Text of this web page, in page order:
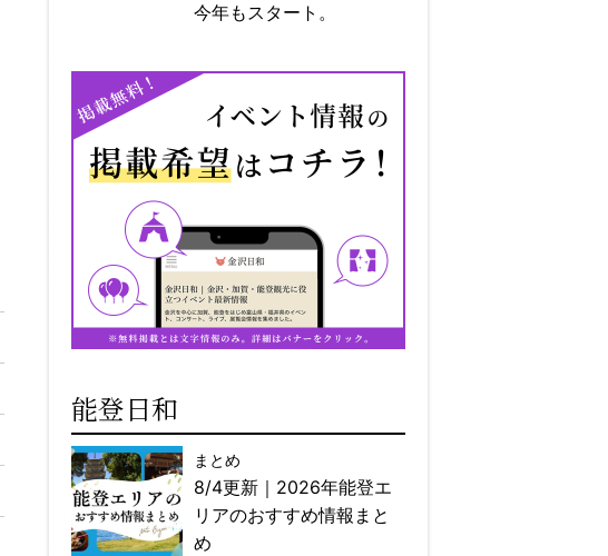
今年もスタート。
能登日和
まとめ
8/4更新｜2026年能登エ
リアのおすすめ情報まと
め